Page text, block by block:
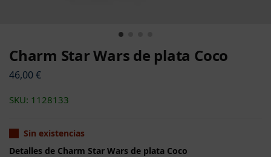
Charm Star Wars de plata Coco
46,00€
SKU: 1128133
Sin existencias
Detalles de Charm Star Wars de plata Coco